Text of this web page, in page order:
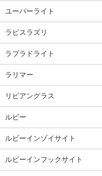
ユーパーライト
ラピスラズリ
ラブラドライト
ラリマー
リビアングラス
ルビー
ルビーインゾイサイト
ルビーインフックサイト